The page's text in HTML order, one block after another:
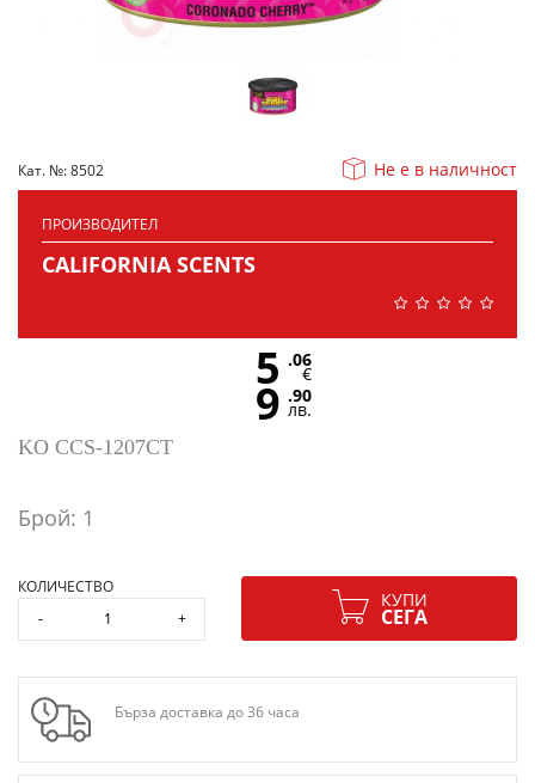
Кат. №: 8502 Не е в наличност
ПРОИЗВОДИТЕЛ
CALIFORNIA SCENTS
KO CCS-1207CT
Брой: 1
5 .06
€
9 .90
лв.
КОЛИЧЕСТВО
-
+
КУПИ
СЕГА
Бърза доставка до 36 часа